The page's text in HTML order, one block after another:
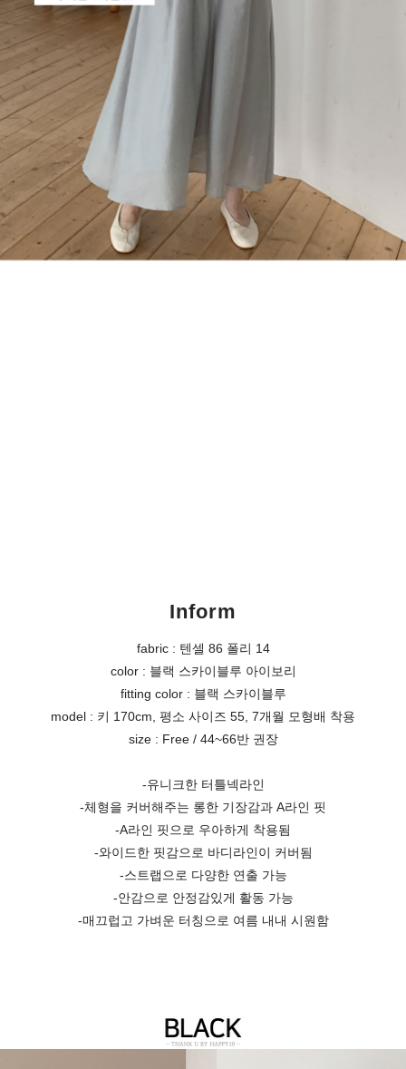
Inform
fabric : 텐셀 86 폴리 14
color : 블랙 스카이블루 아이보리
fitting color : 블랙 스카이블루
model : 키 170cm, 평소 사이즈 55, 7개월 모형배 착용
size : Free / 44~66반 권장
-유니크한 터틀넥라인
-체형을 커버해주는 롱한 기장감과 A라인 핏
-A라인 핏으로 우아하게 착용됨
-와이드한 핏감으로 바디라인이 커버됨
-스트랩으로 다양한 연출 가능
-안감으로 안정감있게 활동 가능
-매끄럽고 가벼운 터칭으로 여름 내내 시원함